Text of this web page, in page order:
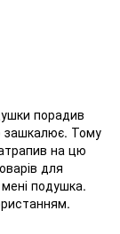
порадив
зашкалює. Тому
на цю
для
мені подушка.